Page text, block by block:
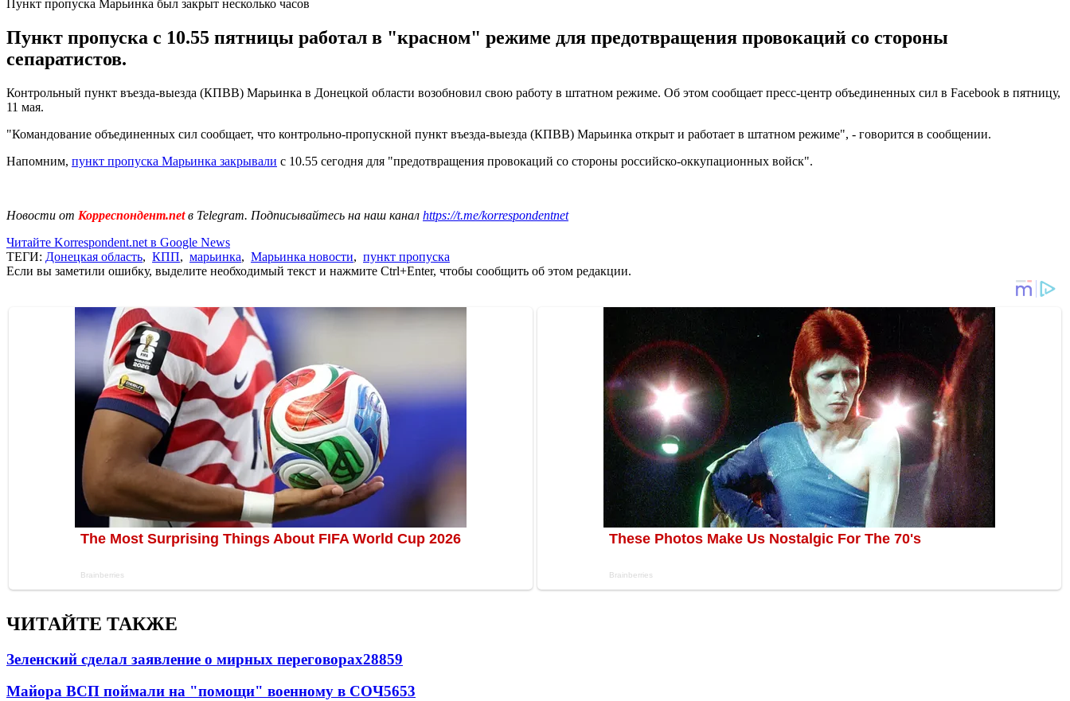
Пункт пропуска Марьинка был закрыт несколько часов
Пункт пропуска с 10.55 пятницы работал в "красном" режиме для предотвращения провокаций со стороны
сепаратистов.
Контрольный пункт въезда-выезда (КПВВ) Марьинка в Донецкой области возобновил свою работу в штатном режиме. Об этом сообщает пресс-центр объединенных сил в Facebook в пятницу,
11 мая.
"Командование объединенных сил сообщает, что контрольно-пропускной пункт въезда-выезда (КПВВ) Марьинка открыт и работает в штатном режиме", - говорится в сообщении.
Напомним, пункт пропуска Марьинка закрывали с 10.55 сегодня для "предотвращения провокаций со стороны российско-оккупационных войск".
Новости от Корреспондент.netв Telegram. Подписывайтесь на наш канал https://t.me/korrespondentnet
Читайте Korrespondent.net в Google News
ТЕГИ: Донецкая область, КПП, марьинка, Марьинка новости, пункт пропуска
Если вы заметили ошибку, выделите необходимый текст и нажмите Ctrl+Enter, чтобы сообщить об этом редакции.
ЧИТАЙТЕ ТАКЖЕ
Зеленский сделал заявление о мирных переговорах28859
Майора ВСП поймали на "помощи" военному в СОЧ5653